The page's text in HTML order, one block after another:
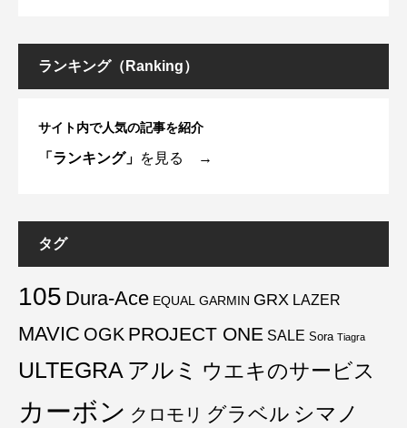
ランキング（Ranking）
サイト内で人気の記事を紹介
「ランキング」 を見る →
タグ
105 Dura-Ace EQUAL GARMIN GRX LAZER
MAVIC OGK PROJECT ONE SALE Sora Tiagra
ULTEGRA アルミ ウエキのサービス
カーボン クロモリ グラベル シマノ